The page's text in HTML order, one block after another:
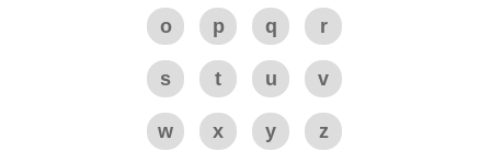
o p q r
s t u v
w x y z